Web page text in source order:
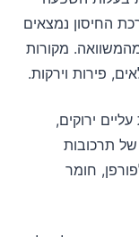
החיסון נמצאים
מקורות
פירות וירקות.
עליים ירוקים,
של תרכובות
חומר